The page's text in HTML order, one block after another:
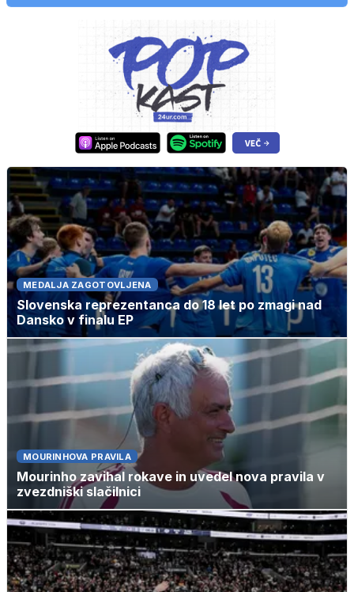
MEDALJA ZAGOTOVLJENA
Slovenska reprezentanca do 18 let po zmagi nad
Dansko v finalu EP
MOURINHOVA PRAVILA
Mourinho zavihal rokave in uvedel nova pravila v
zvezdniški slačilnici